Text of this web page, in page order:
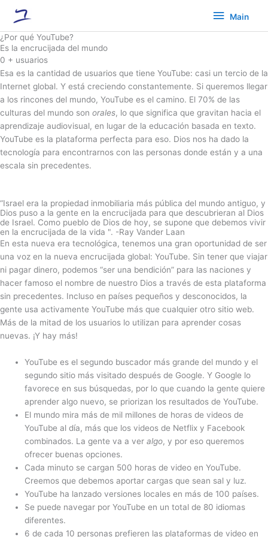
contenido
Main
Main
¿Por qué YouTube?
Es la encrucijada del mundo
0 + usuarios
Esa es la cantidad de usuarios que tiene YouTube: casi un tercio de la
Internet global. Y está creciendo constantemente. Si queremos llegar
a los rincones del mundo, YouTube es el camino. El 70% de las
culturas del mundo son orales, lo que significa que gravitan hacia el
aprendizaje audiovisual, en lugar de la educación basada en texto.
YouTube es la plataforma perfecta para eso. Dios nos ha dado la
tecnología para encontrarnos con las personas donde están y a una
escala sin precedentes.
“Israel era la propiedad inmobiliaria más pública del mundo antiguo, y
Dios puso a la gente en la encrucijada para que descubrieran al Dios
de Israel. Como pueblo de Dios de hoy, se supone que debemos vivir
en la encrucijada de la vida ". -Ray Vander Laan
En esta nueva era tecnológica, tenemos una gran oportunidad de ser
una voz en la nueva encrucijada global: YouTube. Sin tener que viajar
ni pagar dinero, podemos “ser una bendición” para las naciones y
hacer famoso el nombre de nuestro Dios a través de esta plataforma
sin precedentes. Incluso en países pequeños y desconocidos, la
gente usa activamente YouTube más que cualquier otro sitio web.
Más de la mitad de los usuarios lo utilizan para aprender cosas
nuevas. ¡Y hay más!
YouTube es el segundo buscador más grande del mundo y el
segundo sitio más visitado después de Google. Y Google lo
favorece en sus búsquedas, por lo que cuando la gente quiere
aprender algo nuevo, se priorizan los resultados de YouTube.
El mundo mira más de mil millones de horas de videos de
YouTube al día, más que los videos de Netflix y Facebook
combinados. La gente va a veralgo, y por eso queremos
ofrecer buenas opciones.
Cada minuto se cargan 500 horas de video en YouTube.
Creemos que debemos aportar cargas que sean sal y luz.
YouTube ha lanzado versiones locales en más de 100 países.
Se puede navegar por YouTube en un total de 80 idiomas
diferentes.
6 de cada 10 personas prefieren las plataformas de video en